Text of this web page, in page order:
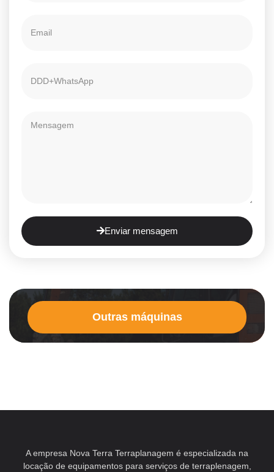
Enviar mensagem
Outras máquinas
A empresa Nova Terra Terraplanagem é especializada na
locação de equipamentos para serviços de terraplenagem,